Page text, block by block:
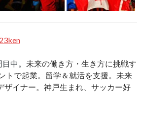
中。 未来の働き方・生き方に挑戦す
トで起業。留学＆就活を支援。未来
ザイナー。神戸生まれ、サッカー好